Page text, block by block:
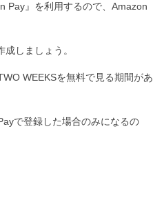
Pay』を利用するので、Amazon
しましょう。
WEEKSを無料で見る期間があ
で登録した場合のみになるの